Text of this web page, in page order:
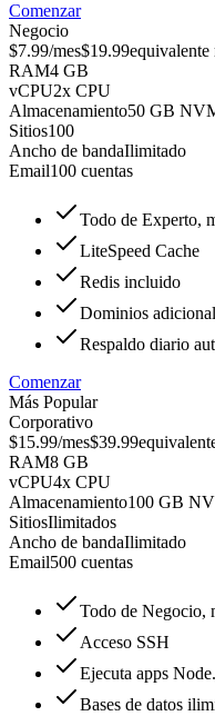
Comenzar
Negocio
$7.99/mes$19.99equivalente
RAM4 GB
vCPU2x CPU
Almacenamiento50 GB
Sitios100
Ancho de bandaIlimitado
Email100 cuentas
Todo de Experto,
LiteSpeed Cache
Redis incluido
Dominios
Respaldo diario
Comenzar
Más Popular
Corporativo
$15.99/mes$39.99
RAM8 GB
vCPU4x CPU
Almacenamiento100 GB
SitiosIlimitados
Ancho de bandaIlimitado
Email500 cuentas
Todo de Negocio,
Acceso SSH
Ejecuta apps
Bases de datos